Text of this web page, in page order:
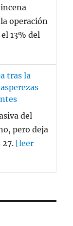
operación
13% del
tras la
del
pero deja
[leer